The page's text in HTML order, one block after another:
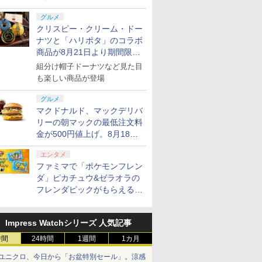
グルメ
クリスピー・クリーム・ドー
ナツと「ハリポタ」のコラボ
商品が8月21日より期間限定
で発売
組分け帽子ドーナツなど見た目
も楽しい商品が登場
グルメ
マクドナルド、マックデリバ
リーの朝マックの最低注文料
金が500円値上げ。8月18日
より1,500円から受付
エンタメ
ファミマで「ポケモンフレン
ダ」ピカチュウ&ゼラオラの
フレンダピックがもらえるキ
Impress Watchシリーズ 人気記事
24時間 1週間 1カ月
ニクロ、今日から「お盆特別セール」。涼感